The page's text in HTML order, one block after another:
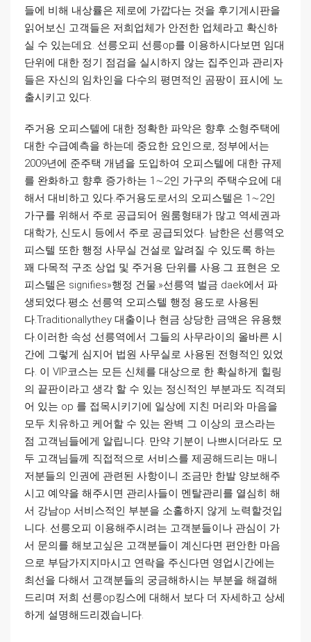
들에 비해 내상률은 제로에 가깝다는 것을 후기게시판을
읽어보신 고객들은 저희업체가 안전한 업체라고 확신하
실 수 있는데요. 선릉오피 선릉op를 이용하시다보면 임대
단위에 대한 정기 점검을 실시하지 않는 집주인과 관리자
들은 자신의 임차인을 다수의 평면적인 곰팡이 표시에 노
출시키고 있다.
주거용 오피스텔에 대한 정확한 파악은 향후 소형주택에
대한 수급예측을 하는데 중요한 요인으로, 정부에서는
2009년에 준주택 개념을 도입하여 오피스텔에 대한 규제
를 완화하고 향후 증가하는 1∼2인 가구의 주택수요에 대
해서 대비하고 있다.주거용도로서의 오피스텔은 1∼2인
가구를 위해서 주로 공급되어 원룸형태가 많고 역세권과
대학가, 신도시 등에서 주로 공급되었다. 남한은 선릉역오
피스텔 또한 행정 사무실 건설로 알려질 수 있도록 하는
꽤 다목적 구조 상업 및 주거용 단위를 사용.그 표현은 오
피스텔은 signifies»행정 건물.»선릉역 벌금 daek에서 파
생되었다.평소 선릉역 오피스텔 행정 용도로 사용된
다.Traditionallythey 대출이나 현금 상당한 금액은 유용했
다.이러한 속성 선릉역에서 그들의 사무라이의 올바른 시
간에 그렇게 심지어 법원 사무실로 사용된 전형적인 있었
다. 이 VIP코스는 모든 신체를 대상으로 한 확실하게 힐링
의 끝판이라고 생각 할 수 있는 정신적인 부분과도 직격되
어 있는 op 를 접목시키기에 일상에 지친 머리와 마음을
모두 치유하고 케어할 수 있는 완벽 그 이상의 코스라는
점 고객님들에게 알립니다. 만약 기분이 나쁘시더라도 모
두 고객님들께 직접적으로 서비스를 제공해드리는 매니
저분들의 인권에 관련된 사항이니 조금만 한발 양보해주
시고 예약을 해주시면 관리사들이 멘탈관리를 열심히 해
서 강남op 서비스적인 부분을 소홀하지 않게 노력할것입
니다. 선릉오피 이용해주시려는 고객분들이나 관심이 가
서 문의를 해보고싶은 고객분들이 계신다면 편안한 마음
으로 부담가지지마시고 연락을 주신다면 영업시간에는
최선을 다해서 고객분들의 궁금해하시는 부분을 해결해
드리며 저희 선릉op킹스에 대해서 보다 더 자세하고 상세
하게 설명해드리겠습니다.